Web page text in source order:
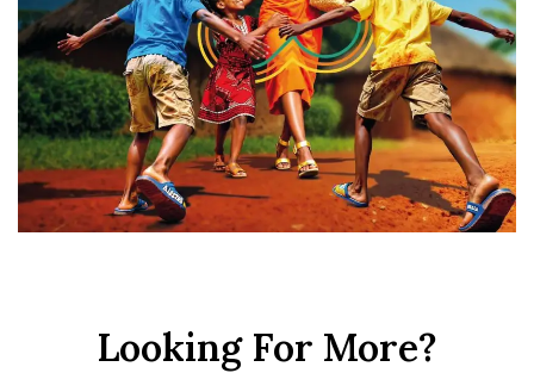
Looking For More?